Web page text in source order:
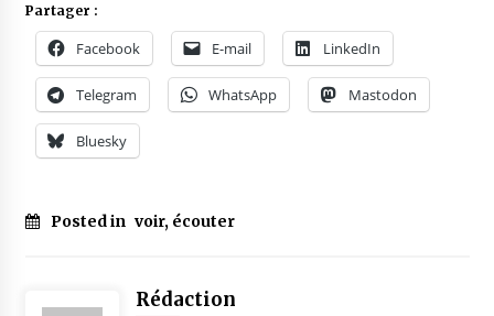
Partager :
Facebook E-mail LinkedIn
Telegram WhatsApp Mastodon
Bluesky
Posted in voir, écouter
Rédaction